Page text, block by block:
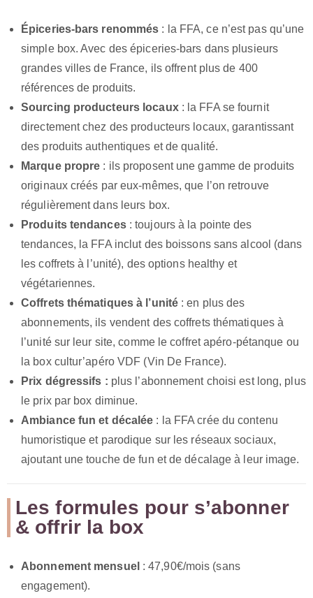
Épiceries-bars renommés : la FFA, ce n’est pas qu’une
simple box. Avec des épiceries-bars dans plusieurs
grandes villes de France, ils offrent plus de 400
références de produits.
Sourcing producteurs locaux: la FFA se fournit
directement chez des producteurs locaux, garantissant
des produits authentiques et de qualité.
Marque propre : ils proposent une gamme de produits
originaux créés par eux-mêmes, que l’on retrouve
régulièrement dans leurs box.
Produits tendances: toujours à la pointe des
tendances, la FFA inclut des boissons sans alcool (dans
les coffrets à l’unité), des options healthy et
végétariennes.
Coffrets thématiques à l’unité : en plus des
abonnements, ils vendent des coffrets thématiques à
l’unité sur leur site, comme le coffret apéro-pétanque ou
la box cultur’apéro VDF (Vin De France).
Prix dégressifs : plus l’abonnement choisi est long, plus
le prix par box diminue.
Ambiance fun et décalée : la FFA crée du contenu
humoristique et parodique sur les réseaux sociaux,
ajoutant une touche de fun et de décalage à leur image.
Les formules pour s’abonner
& offrir la box
Abonnement mensuel : 47,90€/mois (sans
engagement).